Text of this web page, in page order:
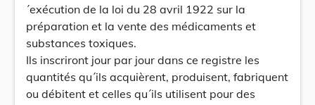
´exécution de la loi du 28 avril 1922 sur la
préparation et la vente des médicaments et
substances toxiques.
Ils inscriront jour par jour dans ce registre les
quantités qu´ils acquièrent, produisent, fabriquent
ou débitent et celles qu´ils utilisent pour des